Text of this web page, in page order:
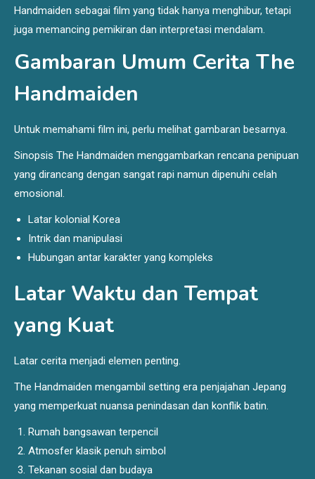
Handmaiden sebagai film yang tidak hanya menghibur, tetapi
juga memancing pemikiran dan interpretasi mendalam.
Gambaran Umum Cerita The
Handmaiden
Untuk memahami film ini, perlu melihat gambaran besarnya.
Sinopsis The Handmaiden menggambarkan rencana penipuan
yang dirancang dengan sangat rapi namun dipenuhi celah
emosional.
Latar kolonial Korea
Intrik dan manipulasi
Hubungan antar karakter yang kompleks
Latar Waktu dan Tempat
yang Kuat
Latar cerita menjadi elemen penting.
The Handmaiden mengambil setting era penjajahan Jepang
yang memperkuat nuansa penindasan dan konflik batin.
Rumah bangsawan terpencil
Atmosfer klasik penuh simbol
Tekanan sosial dan budaya